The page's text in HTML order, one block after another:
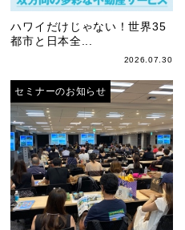
ハワイだけじゃない！世界35
都市と日本全...
2026.07.30
セミナーのお知らせ